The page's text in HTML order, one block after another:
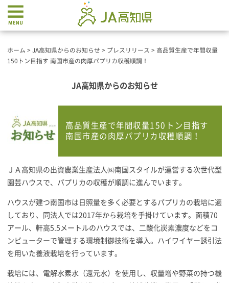
ホーム > JA高知県からのお知らせ > プレスリリース > 高品質生産で年間収量
150トン目指す 南国市産の肉厚パプリカ収穫順調！
JA高知県からのお知らせ
高品質生産で年間収量150トン目指す
南国市産の肉厚パプリカ収穫順調！
ＪＡ高知県の出資農業生産法人㈱南国スタイルが運営する次世代型
園芸ハウスで、パプリカの収穫が順調に進んでいます。
ハウスが建つ南国市は日照量を多く必要とするパプリカの栽培に適
しており、同法人では2017年から栽培を手掛けています。面積70
アール、軒高5.5メートルのハウスでは、二酸化炭素濃度などをコ
ンピューターで管理する環境制御技術を導入。ハイワイヤー誘引法
を用いた養液栽培を行っています。
栽培には、電解水素水（還元水）を使用し、収量増や野菜の持つ機